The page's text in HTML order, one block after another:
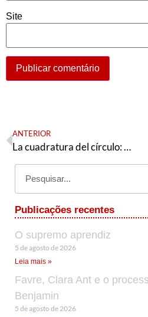
Site
ANTERIOR
La cuadratura del círculo: Estados Unidos busca detener la migración centroamericana hacia el norte
Publicações recentes
O supremo aprendiz
5 de agosto de 2026
Leia mais »
Favre, Clara Ant e o
Benjamin
5 de agosto de 2026